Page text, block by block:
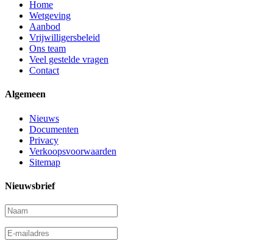
Home
Wetgeving
Aanbod
Vrijwilligersbeleid
Ons team
Veel gestelde vragen
Contact
Algemeen
Nieuws
Documenten
Privacy
Verkoopsvoorwaarden
Sitemap
Nieuwsbrief